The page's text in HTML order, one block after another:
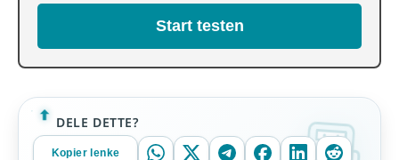
Start testen
DELE DETTE?
Kopier lenke